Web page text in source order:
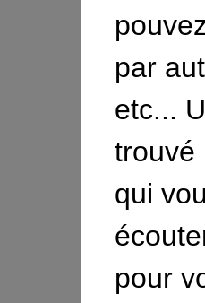
par
etc...
trouvé
qui
pour